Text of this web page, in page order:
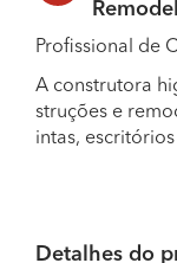
Profissional de
A construtora
struções e
intas,
Detalhes do